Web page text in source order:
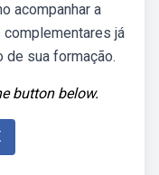
acompanhar a
já
de sua formação.
button below.